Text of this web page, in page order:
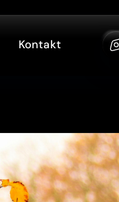
Kontakt